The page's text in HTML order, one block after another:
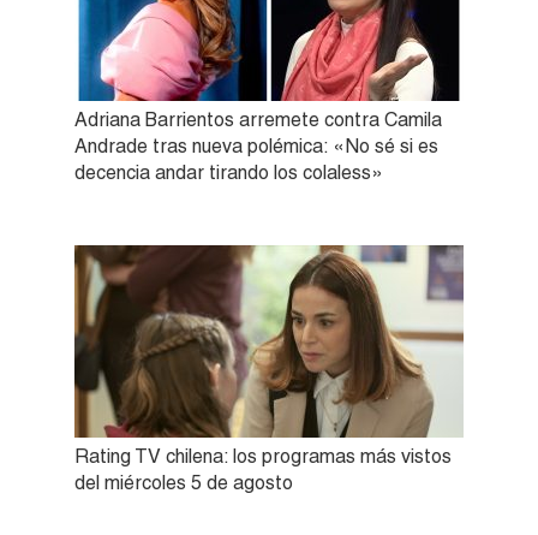
Adriana Barrientos arremete contra Camila
Andrade tras nueva polémica: «No sé si es
decencia andar tirando los colaless»
Rating TV chilena: los programas más vistos
del miércoles 5 de agosto